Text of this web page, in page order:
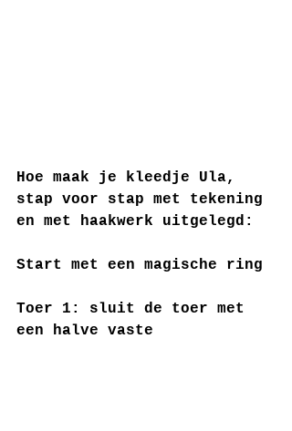
Hoe maak je kleedje Ula,
stap voor stap met tekening
en met haakwerk uitgelegd:
Start met een magische ring
Toer 1: sluit de toer met
een halve vaste